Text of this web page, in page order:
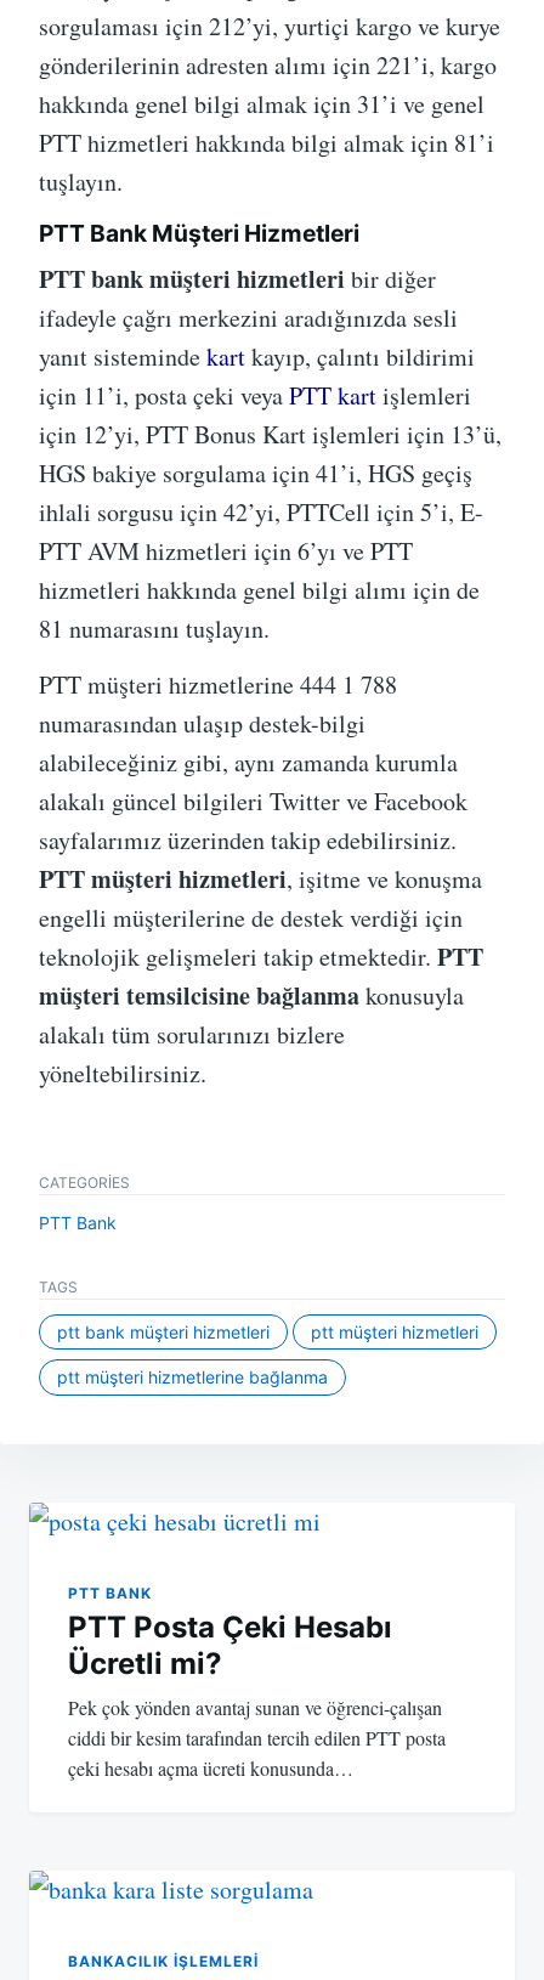
sorgulaması için 212’yi, yurtiçi kargo ve kurye
gönderilerinin adresten alımı için 221’i, kargo
hakkında genel bilgi almak için 31’i ve genel
PTT hizmetleri hakkında bilgi almak için 81’i
tuşlayın.
PTT Bank Müşteri Hizmetleri
PTT bank müşteri hizmetleri bir diğer
ifadeyle çağrı merkezini aradığınızda sesli
yanıt sistemindekartkayıp, çalıntı bildirimi
için 11’i, posta çeki veyaPTT kartişlemleri
için 12’yi, PTT Bonus Kart işlemleri için 13’ü,
HGS bakiye sorgulama için 41’i, HGS geçiş
ihlali sorgusu için 42’yi, PTTCell için 5’i, E-
PTT AVM hizmetleri için 6’yı ve PTT
hizmetleri hakkında genel bilgi alımı için de
81 numarasını tuşlayın.
PTT müşteri hizmetlerine 444 1 788
numarasından ulaşıp destek-bilgi
alabileceğiniz gibi, aynı zamanda kurumla
alakalı güncel bilgileri Twitter ve Facebook
sayfalarımız üzerinden takip edebilirsiniz.
PTT müşteri hizmetleri, işitme ve konuşma
engelli müşterilerine de destek verdiği için
teknolojik gelişmeleri takip etmektedir. PTT
müşteri temsilcisine bağlanmakonusuyla
alakalı tüm sorularınızı bizlere
yöneltebilirsiniz.
CATEGORIES
PTT Bank
TAGS
ptt bank müşteri hizmetleri ptt müşteri hizmetleri
ptt müşteri hizmetlerine bağlanma
gezinmesi
PTT BANK
PTT Posta Çeki Hesabı
Ücretli mi?
Pek çok yönden avantaj sunan ve öğrenci-çalışan
ciddi bir kesim tarafından tercih edilen PTT posta
çeki hesabı açma ücreti konusunda…
BANKACILIK IŞLEMLERI